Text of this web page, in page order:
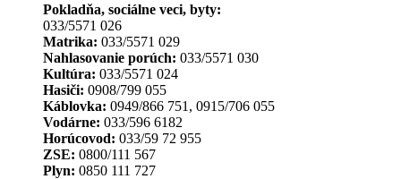
Pokladňa, sociálne veci, byty:
033/5571 026
Matrika: 033/5571 029
Nahlasovanie porúch: 033/5571 030
Kultúra: 033/5571 024
Hasiči: 0908/799 055
Káblovka: 0949/866 751, 0915/706 055
Vodárne: 033/596 6182
Horúcovod: 033/59 72 955
ZSE: 0800/111 567
Plyn: 0850 111 727